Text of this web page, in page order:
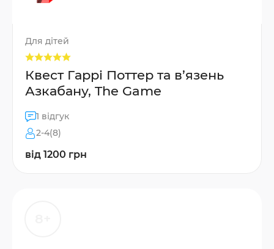
Для дітей
Квест Гаррі Поттер та в’язень
Азкабану, The Game
1 відгук
2-4(8)
від 1200 грн